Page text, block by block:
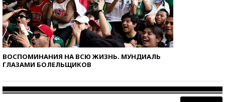
ВОСПОМИНАНИЯ НА ВСЮ ЖИЗНЬ. МУНДИАЛЬ
ГЛАЗАМИ БОЛЕЛЬЩИКОВ